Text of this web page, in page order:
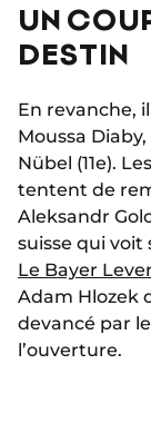
UN
DESTIN
En revanche,
Moussa
Nübel (11e).
tentent de
Aleksandr
suisse qui voit
Le Bayer
Adam Hlozek
devancé par
l’ouverture.